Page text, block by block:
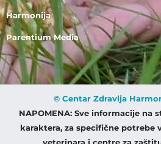
Harmonija
Parentium Media
© Centar Zdravlja
NAPOMENA: Sve informacije na
karaktera, za specifične